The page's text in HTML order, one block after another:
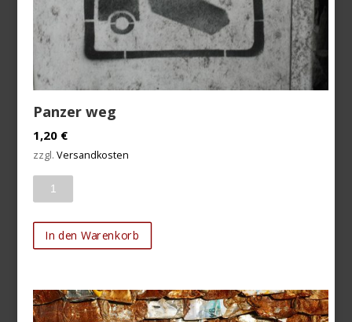
Panzer weg
1,20 €
zzgl.Versandkosten
In den Warenkorb